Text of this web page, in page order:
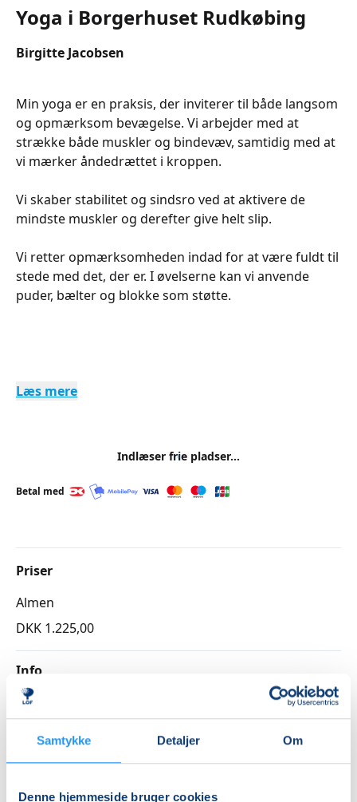
Samtykke Detaljer Om
Denne hjemmeside bruger cookies
Yoga i Borgerhuset Rudkøbing
Birgitte Jacobsen
Min yoga er en praksis, der inviterer til både langsom
og opmærksom bevægelse. Vi arbejder med at
strække både muskler og bindevæv, samtidig med at
vi mærker åndedrættet i kroppen.
Vi skaber stabilitet og sindsro ved at aktivere de
mindste muskler og derefter give helt slip.
Vi retter opmærksomheden indad for at være fuldt til
stede med det, der er. I øvelserne kan vi anvende
puder, bælter og blokke som støtte.
Læs mere
Indlæser frie pladser...
Betal med
Priser
Almen
DKK 1.225,00
Info
Nummer
Første mødegang